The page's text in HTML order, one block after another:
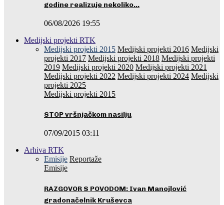
godine realizuje nekoliko…
06/08/2026 19:55
Medijski projekti RTK
Medijski projekti 2015 Medijski projekti 2016 Medijski
projekti 2017 Medijski projekti 2018 Medijski projekti
2019 Medijski projekti 2020 Medijski projekti 2021
Medijski projekti 2022 Medijski projekti 2024 Medijski
projekti 2025
Medijski projekti 2015
STOP vršnjačkom nasilju
07/09/2015 03:11
Arhiva RTK
Emisije Reportaže
Emisije
RAZGOVOR S POVODOM: Ivan Manojlović
gradonačelnik Kruševca